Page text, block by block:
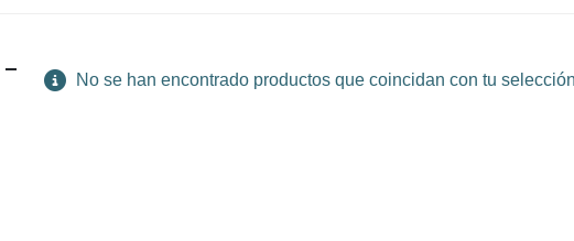
No se han encontrado productos que coincidan con tu